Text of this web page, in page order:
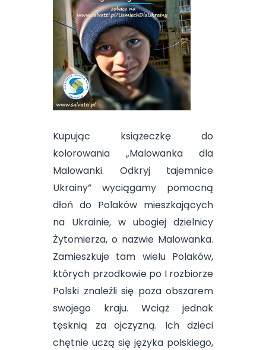
Kupując książeczkę do
kolorowania „Malowanka dla
Malowanki. Odkryj tajemnice
Ukrainy” wyciągamy pomocną
dłoń do Polaków mieszkających
na Ukrainie, w ubogiej dzielnicy
Żytomierza, o nazwie Malowanka.
Zamieszkuje tam wielu Polaków,
których przodkowie po I rozbiorze
Polski znaleźli się poza obszarem
swojego kraju. Wciąż jednak
tęsknią za ojczyzną. Ich dzieci
chętnie uczą się języka polskiego,